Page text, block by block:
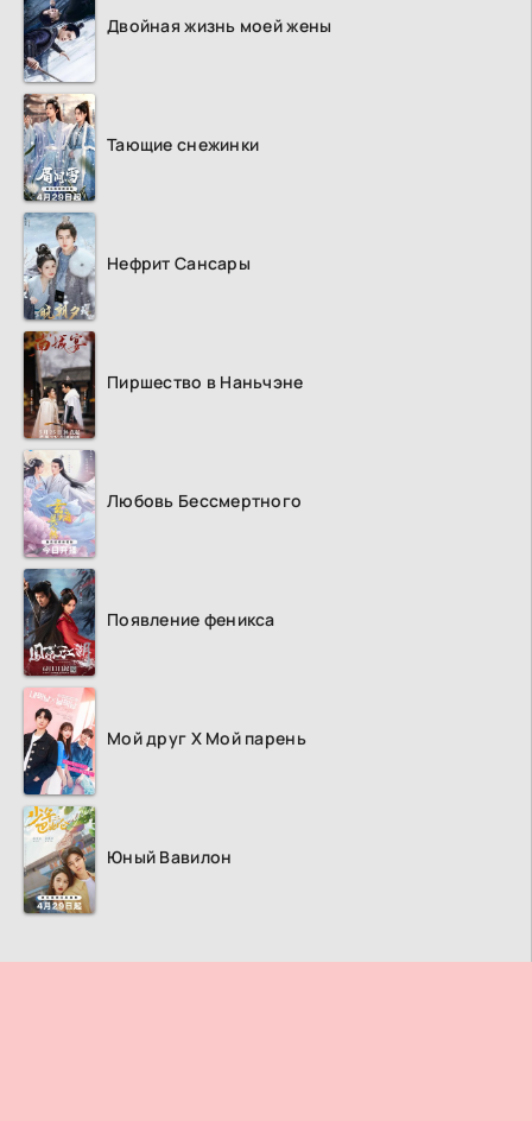
Двойная жизнь моей жены
Тающие снежинки
Нефрит Сансары
Пиршество в Наньчэне
Любовь Бессмертного
Появление феникса
Мой друг Х Мой парень
Юный Вавилон